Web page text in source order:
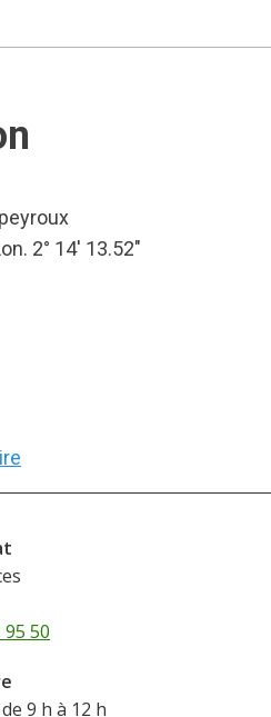
2° 14′ 13.52″
95 50
9 h à 12 h